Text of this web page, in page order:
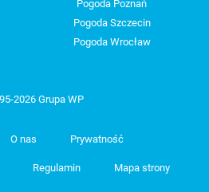
Pogoda Poznań
Pogoda Szczecin
Pogoda Wrocław
2026 Grupa WP
O nas Prywatność
Regulamin Mapa strony